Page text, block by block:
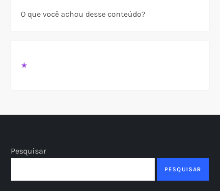
O que você achou desse conteúdo?
★
Pesquisar
PESQUISAR